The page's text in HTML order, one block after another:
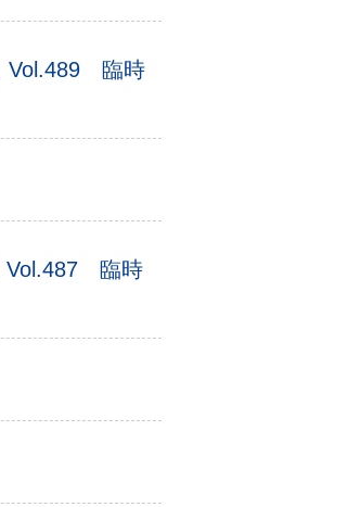
Vol.489 臨時
Vol.487 臨時